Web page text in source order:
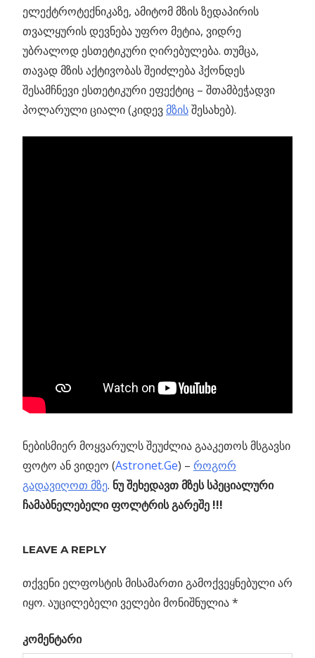
ელექტროტექნიკაზე, ამიტომ მზის ზედაპირის
თვალყურის დევნება უფრო მეტია, ვიდრე
უბრალოდ ესთეტიკური ღირებულება. თუმცა,
თავად მზის აქტივობას შეიძლება ჰქონდეს
შესამჩნევი ესთეტიკური ეფექტიც – შთამბეჭადვი
პოლარული ციალი (კიდევმზისშესახებ).
ნებისმიერ მოყვარულს შეუძლია გააკეთოს მსგავსი
ფოტო ან ვიდეო (Astronet.Ge) – როგორ
გადავიღოთ მზე. ნუ შეხედავთ მზეს სპეციალური
ჩამაბნელებელი ფოლტრის გარეშე !!!
ნავიგაცია
Previous
რატომ
ვარსკვლავები
ზამთარში
კაშკაშა,
LEAVE A REPLY
თქვენი ელფოსტის მისამართი გამოქვეყნებული არ
იყო. აუცილებელი ველები მონიშნულია*
კომენტარი